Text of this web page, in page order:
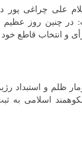
چهار محال و
خراسان جنوبی
خراسان رضوی
سمنان
سیستان و
علی چراغی پور
مراسم بزرگداشت ١٢ فروردین گفت: در چنین روز
و انتخاب قاطع خود
ملت بزرگ ایران با شرکت در همه پرسی ١٢ فروردین سال ۵٨ طومار ظلم و استبداد
اسلامی به